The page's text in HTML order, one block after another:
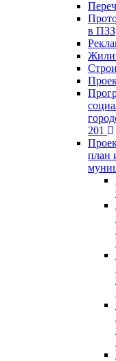
в ПЗЗ
201
план